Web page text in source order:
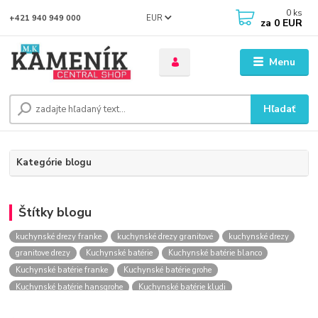
Menu
EUR
Hľadať
+421 940 949 000 0 ks
za 0 EUR
Kategórie blogu
Štítky blogu
kuchynské drezy franke kuchynské drezy granitové
kuchynské drezy
granitove drezy
Kuchynské batérie
Kuchynské batérie blanco
Kuchynské batérie franke
Kuchynské batérie grohe
Kuchynské batérie hansgrohe
Kuchynské batérie kludi